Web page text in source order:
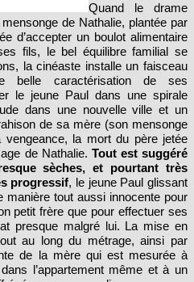
Quand le drame
de Nathalie, plantée par
d’accepter un boulot alimentaire
fils, le bel équilibre familial se
la cinéaste installe un faisceau
belle caractérisation de ses
le jeune Paul dans une spirale
dans une nouvelle ville et un
de sa mère (son mensonge
la mort du père jetée
de Nathalie. Tout est suggéré
sèches, et pourtant très
progressif, le jeune Paul glissant
tout aussi innocente pour
petit frère que pour effectuer ses
presque malgré lui. La mise en
au long du métrage, ainsi par
de la mère qui est mesurée à
l’appartement même et à un